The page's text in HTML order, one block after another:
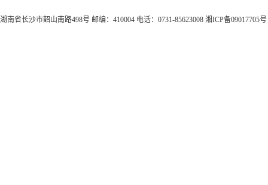
湖南省长沙市韶山南路498号 邮编：410004 电话：0731-85623008 湘ICP备09017705